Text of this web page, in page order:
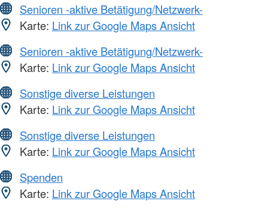
Senioren -aktive Betätigung/Netzwerk-
Karte: Link zur Google Maps Ansicht
Senioren -aktive Betätigung/Netzwerk-
Karte: Link zur Google Maps Ansicht
Sonstige diverse Leistungen
Karte: Link zur Google Maps Ansicht
Sonstige diverse Leistungen
Karte: Link zur Google Maps Ansicht
Spenden
Karte: Link zur Google Maps Ansicht